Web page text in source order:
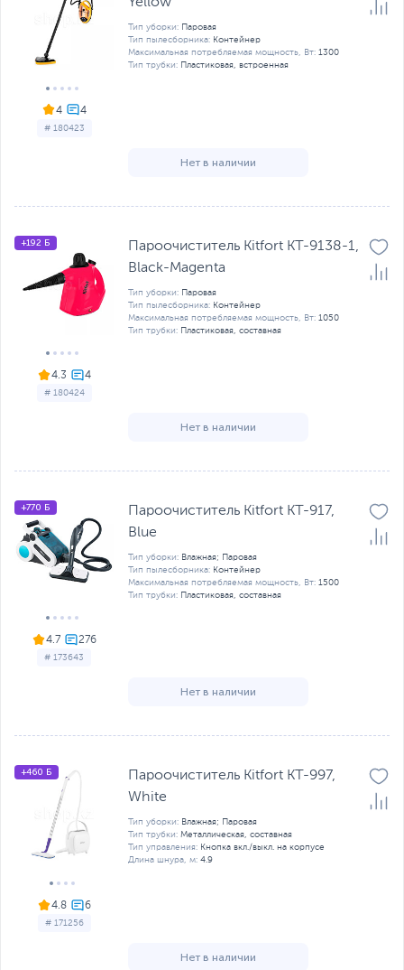
4
# 180423
Тип уборки: Паровая
Тип пылесборника: Контейнер
Максимальная потребляемая мощность, Вт: 1300
Тип трубки: Пластиковая, встроенная
Нет в наличии
4.3
# 180424
+192 Б
Пароочиститель Kitfort КТ-9138-1,
Black-Magenta
Тип уборки: Паровая
Тип пылесборника: Контейнер
Максимальная потребляемая мощность, Вт: 1050
Тип трубки: Пластиковая, составная
Нет в наличии
4.7
# 173643
+770 Б
Пароочиститель Kitfort KT-917,
Blue
Тип уборки: Влажная; Паровая
Тип пылесборника: Контейнер
Максимальная потребляемая мощность, Вт: 1500
Тип трубки: Пластиковая, составная
Нет в наличии
4.8
# 171256
+460 Б
Пароочиститель Kitfort KT-997,
White
Тип уборки: Влажная; Паровая
Тип трубки: Металлическая, составная
Тип управления: Кнопка вкл./выкл. на корпусе
Длина шнура, м: 4.9
Нет в наличии